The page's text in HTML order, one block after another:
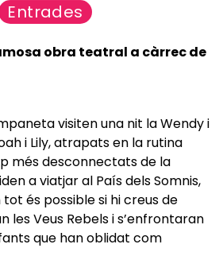
Entrades
obra teatral a càrrec de
visiten una nit la Wendy i
i Lily, atrapats en la rutina
més desconnectats de la
a viatjar al País dels Somnis,
és possible si hi creus de
les Veus Rebels i s’enfrontaran
que han oblidat com